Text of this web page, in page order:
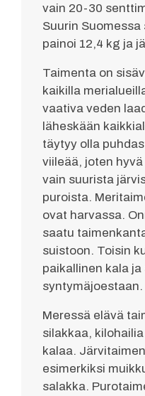
vain 20-30
Suurin
painoi 12,4 kg ja
Taimenta on
kaikilla
vaativa veden
läheskään
täytyy olla
viileää, joten
vain suurista
puroista.
ovat harvassa.
saatu
suistoon. Toisin
paikallinen kala
syntymäjoestaan.
Meressä elävä
silakkaa,
kalaa.
esimerkiksi
salakka.